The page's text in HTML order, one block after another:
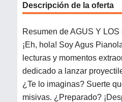
Descripción de la oferta
Resumen de AGUS Y
¡Eh, hola! Soy Agus
lecturas y momentos
dedicado a lanzar
¿Te lo imaginas? Suerte
misivas. ¿Preparado?